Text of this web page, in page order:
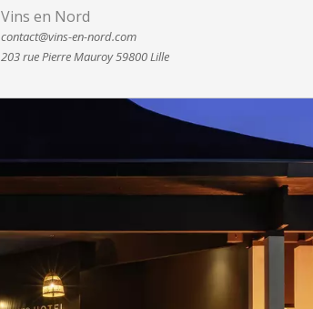
Vins en Nord
contact@vins-en-nord.com
203 rue Pierre Mauroy 59800 Lille